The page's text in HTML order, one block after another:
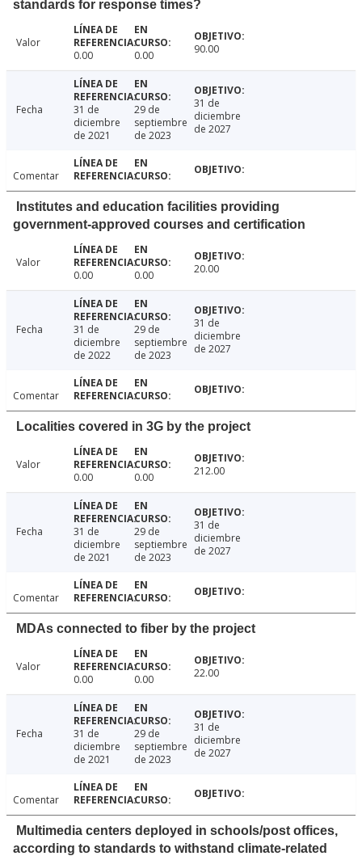
standards for response times?
Valor
0.00
0.00 90.00
Fecha
31 de
diciembre
de 2021
29 de
septiembre
de 2023
31 de
diciembre
de 2027
Comentar
Institutes and education facilities providing
government-approved courses and certification
Valor
0.00
0.00 20.00
Fecha
31 de
diciembre
de 2022
29 de
septiembre
de 2023
31 de
diciembre
de 2027
Comentar
Localities covered in 3G by the project
Valor
0.00
0.00 212.00
Fecha
31 de
diciembre
de 2021
29 de
septiembre
de 2023
31 de
diciembre
de 2027
Comentar
MDAs connected to fiber by the project
Valor
0.00
0.00 22.00
Fecha
31 de
diciembre
de 2021
29 de
septiembre
de 2023
31 de
diciembre
de 2027
Comentar
Multimedia centers deployed in schools/post offices,
according to standards to withstand climate-related